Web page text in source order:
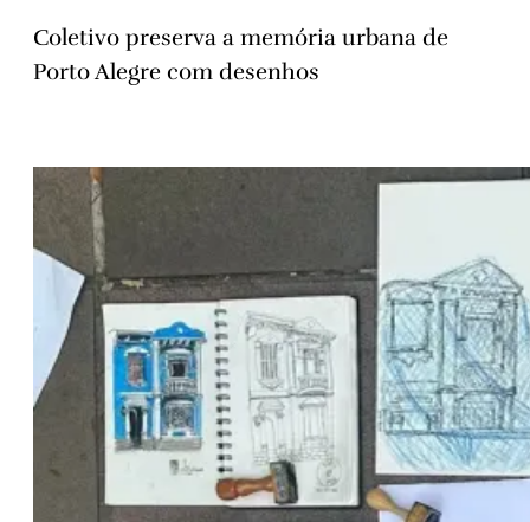
Coletivo preserva a memória urbana de
Porto Alegre com desenhos